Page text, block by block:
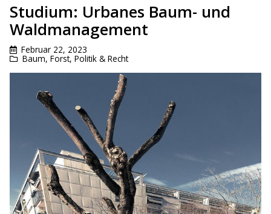
Studium: Urbanes Baum- und
Waldmanagement
Februar 22, 2023
Baum, Forst, Politik & Recht